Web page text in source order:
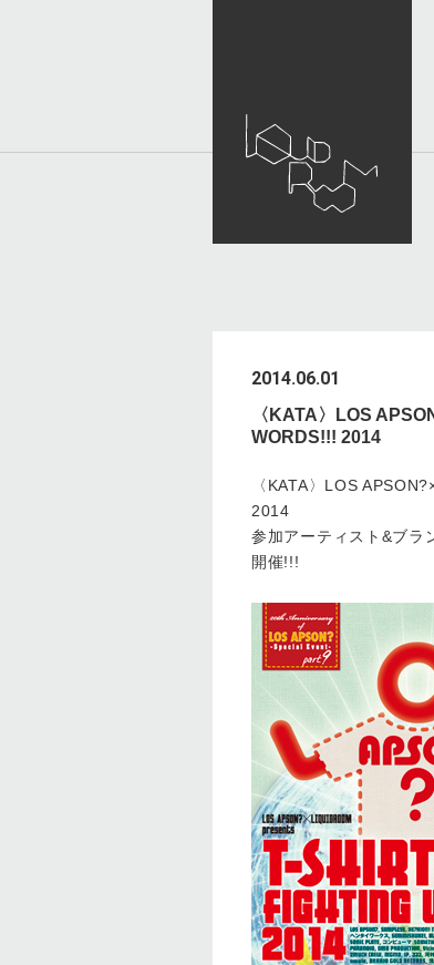
2014.06.01
〈KATA〉LOS
WORDS!!! 2014
〈KATA〉LOS
2014
参加アーティスト&ブラ
開催!!!